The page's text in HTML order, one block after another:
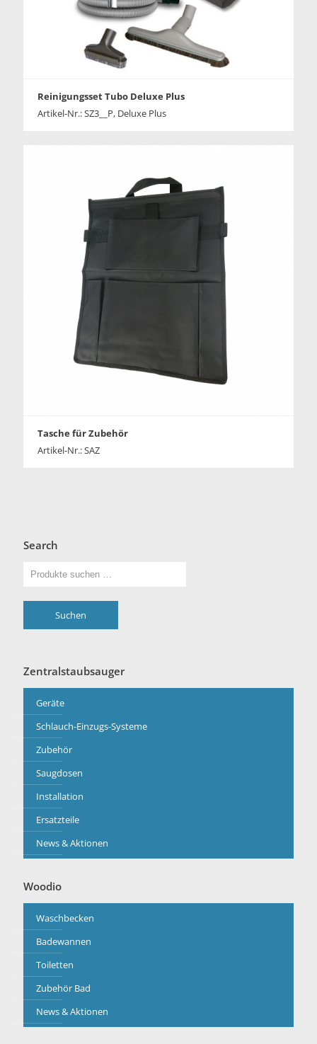
Reinigungsset Tubo Deluxe Plus
Artikel-Nr.: SZ3__P, Deluxe Plus
Tasche für Zubehör
Artikel-Nr.: SAZ
Search
Suchen
Zentralstaubsauger
Geräte
Schlauch-Einzugs-Systeme
Zubehör
Saugdosen
Installation
Ersatzteile
News & Aktionen
Woodio
Waschbecken
Badewannen
Toiletten
Zubehör Bad
News & Aktionen